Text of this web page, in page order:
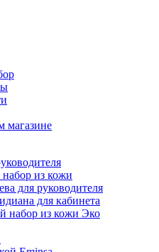
магазине
из кожи
для руководителя
для кабинета
набор из кожи Эко